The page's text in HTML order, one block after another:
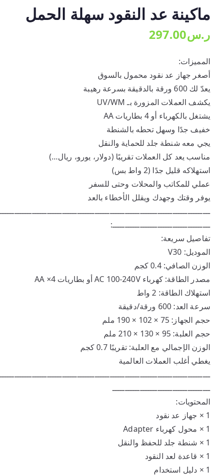
ماكينة عد النقود سهلة الحمل
ر.س297.00
المميزات:
أصغر جهاز عد نقود محمول بالسوق
يعدّ لك 600 ورقة بالدقيقة بسرعة رهيبة
يكشف العملات المزورة بـ UV/WM
يشتغل بالكهرباء أو 4 بطاريات AA
خفيف جدًا وسهل تحطه بالشنطة
يجي معه شنطة جلد للحماية والنقل
مناسب يعد كل العملات تقريبًا (دولار، يورو، ريال…)
استهلاكه قليل جدًا (2 واط بس)
عملي للمكاتب والمحلات وحتى للسفر
يوفر وقتك وجهدك ويقلل الأخطاء بالعد
ـــــــــــــــــــــــــــــــــــــــ:
تفاصيل سريعة:
الموديل: V30
الوزن الصافي: 0.4 كجم
مصدر الطاقة: كهرباء AC 100-240V أو بطاريات AA ×4
استهلاك الطاقة: 2 واط
سرعة العد: 600 ورقة/دقيقة
حجم الجهاز: ‎190 × 102 × 75 ملم
حجم العلبة: ‎210 × 130 × 95 ملم
الوزن الإجمالي مع العلبة: تقريبًا 0.7 كجم
يغطي أغلب العملات العالمية
ـــــــــــــــــــــــــــــــــــــــ
المحتويات:
1 × جهاز عد نقود
1 × محول كهرباء Adapter
1 × شنطة جلد للحفظ والنقل
1 × قاعدة لعد النقود
1 × دليل استخدام